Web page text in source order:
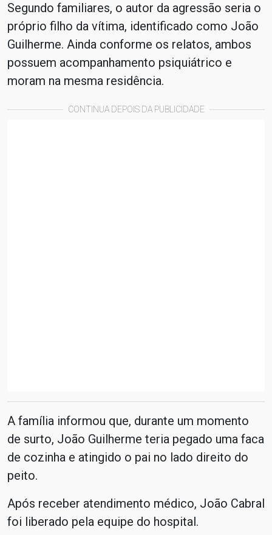
Segundo familiares, o autor da agressão seria o
próprio filho da vítima, identificado como João
Guilherme. Ainda conforme os relatos, ambos
possuem acompanhamento psiquiátrico e
moram na mesma residência.
CONTINUA DEPOIS DA PUBLICIDADE
A família informou que, durante um momento
de surto, João Guilherme teria pegado uma faca
de cozinha e atingido o pai no lado direito do
peito.
Após receber atendimento médico, João Cabral
foi liberado pela equipe do hospital.